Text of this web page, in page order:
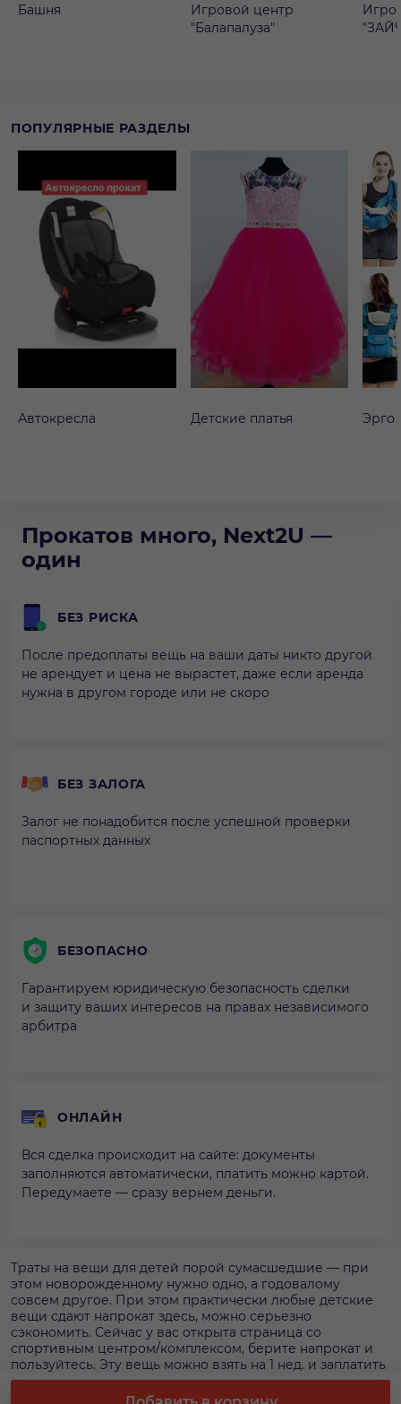
Башня
Игровой центр
"Балапалуза"
ПОПУЛЯРНЫЕ РАЗДЕЛЫ
Автокресла Детские платья Эрго
Прокатов много, Next2U —
один
БЕЗ РИСКА
После предоплаты вещь на ваши даты никто другой
не арендует и цена не вырастет, даже если аренда
нужна в другом городе или не скоро
БЕЗ ЗАЛОГА
Залог не понадобится после успешной проверки
паспортных данных
БЕЗОПАСНО
Гарантируем юридическую безопасность сделки
и защиту ваших интересов на правах независимого
арбитра
ОНЛАЙН
Вся сделка происходит на сайте: документы
заполняются автоматически, платить можно картой.
Передумаете — сразу вернем деньги.
Траты на вещи для детей порой сумасшедшие — при
этом новорожденному нужно одно, а годовалому
совсем другое. При этом практически любые детские
вещи сдают напрокат здесь, можно серьезно
сэкономить. Сейчас у вас открыта страница со
спортивным центром/комплексом, берите напрокат и
пользуйтесь. Эту вещь можно взять на 1 нед. и заплатить
5 000 р. Оформляйте аренду спортивного центра/
комплекса на сайте, чтобы иметь гарантию наличия и